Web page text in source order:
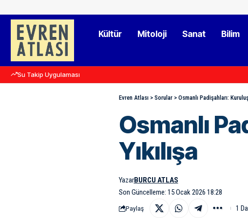
Kültür Mitoloji Sanat Bilim
Su Takip Uygulaması
Evren Atlası> Sorular> Osmanlı Padişahları:
Osmanlı
Yıkılışa
Son Güncelleme: 15 Ocak 2026 18:28
YazarBURCU ATLAS
Paylaş 1